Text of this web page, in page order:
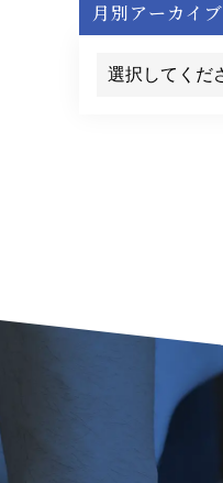
月別アーカイブ